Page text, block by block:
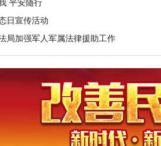
平安随行
日宣传活动
局加强军人军属法律援助工作